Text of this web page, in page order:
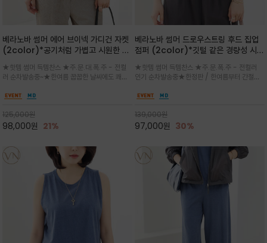
베라노바 썸머 에어 브이넥 가디건 자켓
(2color)*공기처럼 가볍고 시원한 나
브이넥 디자인이라 부담없이 쓱쓱~걸치
는 꾸안꾸!!가볍고 바스락한 나일론 블렌
드 소재감이 세련된 무드를 더해주는 가
★핫템 썸머 득템찬스 ★주.문.대.폭.주 - 전컬
러 순차발송중~★한여름 꿉꿉한 날씨에도 쾌적
일 자켓은 가벼운 무게감과 방수성 덕분에 여름
등과 밸런스를 맞춥니다
125,000원
98,000원 21%
베라노바 썸머 드로우스트링 후드 집업
점퍼 (2color)*깃털 같은 경량성 시원
(Volume Fit)가볍지만 입체적인 실
루엣을 유지하는 구조적 디자인
★핫템 썸머 득템찬스 ★주.문.폭.주 - 전컬러
인기 순차발송중★한정판 / 한여름부터 간절기
단 스토퍼 디테일로 핏 조절이 가능해 실용적/바
가볍게 비치는 세련된후드
139,000원
97,000원 30%